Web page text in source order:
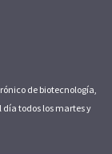
de biotecnología,
todos los martes y